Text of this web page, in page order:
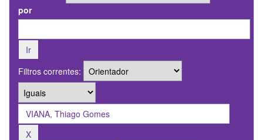
por
Filtros correntes: